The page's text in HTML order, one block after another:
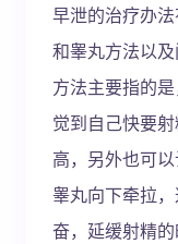
早泄的治疗办
和睾丸方法以
方法主要指的
觉到自己快要
高，另外也可
睾丸向下牵拉
奋，延缓射精